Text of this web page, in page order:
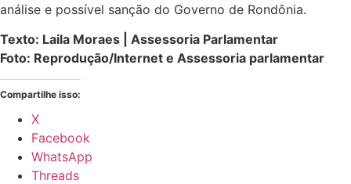
análise e possível sanção do Governo de Rondônia.
Texto: Laila Moraes | Assessoria Parlamentar
Foto: Reprodução/Internet e Assessoria parlamentar
Compartilhe isso:
X
Facebook
WhatsApp
Threads